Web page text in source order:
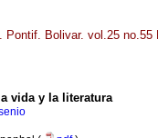
Bolivar. vol.25 no.55
vida y la literatura